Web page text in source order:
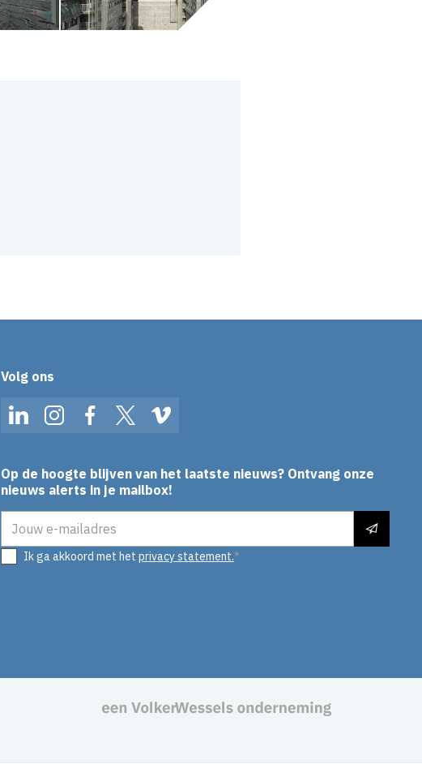
Volg ons
LinkedInInstagramFacebookTwitterVimeo
Op de hoogte blijven van het laatste nieuws? Ontvang onze
nieuws alerts in je mailbox!
Ik ga akkoord met het privacy statement.